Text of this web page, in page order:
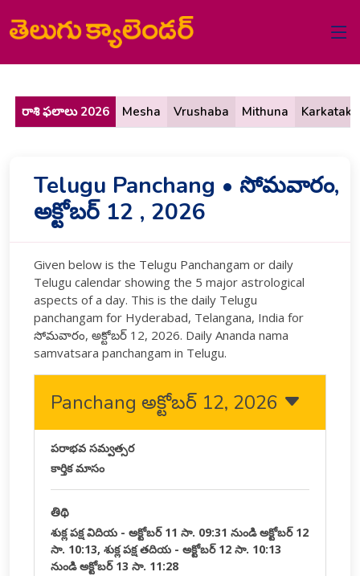
రాశి ఫలాలు 2026 Mesha Vrushaba Mithuna Karkataka
Telugu Panchang • సోమవారం,
అక్టోబర్ 12 , 2026
Given below is the Telugu Panchangam or daily
Telugu calendar showing the 5 major astrological
aspects of a day. This is the daily Telugu
panchangam for Hyderabad, Telangana, India for
సోమవారం, అక్టోబర్ 12, 2026. Daily Ananda nama
samvatsara panchangam in Telugu.
Panchang అక్టోబర్ 12, 2026
పరాభవ సమ్వత్సర
కార్తిక మాసం
తిథి
శుక్ల పక్ష విదియ - అక్టోబర్ 11 సా. 09:31 నుండి అక్టోబర్ 12
సా. 10:13, శుక్ల పక్ష తదియ - అక్టోబర్ 12 సా. 10:13
నుండి అక్టోబర్ 13 సా. 11:28